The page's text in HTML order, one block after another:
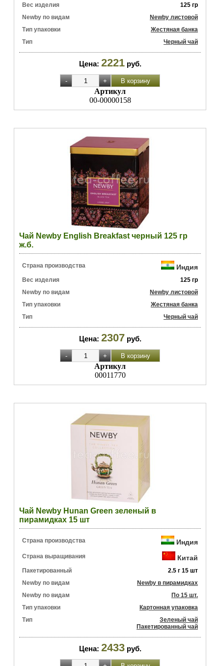
Вес изделия
125 гр
Newby по видам
Newby листовой
Тип упаковки
Жестяная банка
Тип
Черный чай
Цена: 2221 руб.
Артикул
00-00000158
Чай Newby English Breakfast черный 125 гр
ж.б.
Страна производства Индия
Вес изделия
125 гр
Newby по видам
Newby листовой
Тип упаковки
Жестяная банка
Тип
Черный чай
Цена: 2307 руб.
Артикул
00011770
Чай Newby Hunan Green зеленый в
пирамидках 15 шт
Страна производства Индия
Страна выращивания Китай
Пакетированный
2.5 г 15 шт
Newby по видам
Newby в пирамидках
Newby по видам
По 15 шт.
Тип упаковки
Картонная упаковка
Тип
Зеленый чай
Пакетированный чай
Цена: 2433 руб.